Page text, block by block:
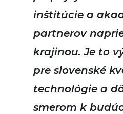
inštitúcie a
partnerov
krajinou. Je to
pre slovenské
technológie a
smerom k